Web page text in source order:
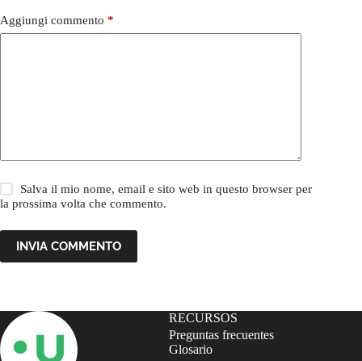
Aggiungi commento *
Salva il mio nome, email e sito web in questo browser per
la prossima volta che commento.
INVIA COMMENTO
RECURSOS
Preguntas frecuentes
Glosario